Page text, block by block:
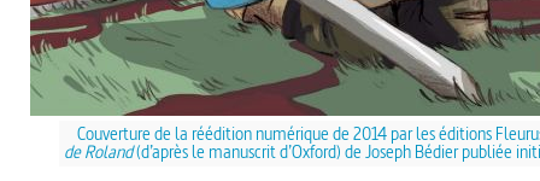
Couverture de la réédition numérique de 2014 par les éditions
de Roland(d’après le manuscrit d’Oxford) de Joseph Bédier publiée